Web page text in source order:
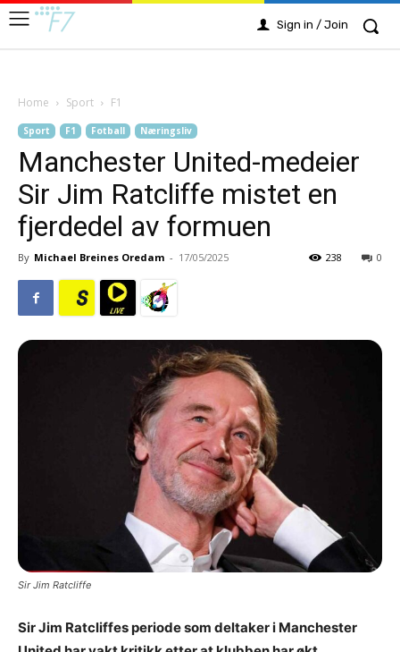
Sign in / Join
Home Sport F1
Sport F1 Fotball Næringsliv
Manchester United-medeier
Sir Jim Ratcliffe mistet en
fjerdedel av formuen
By Michael Breines Oredam - 17/05/2025 0
238
Sir Jim Ratcliffe
Sir Jim Ratcliffes periode som deltaker i Manchester